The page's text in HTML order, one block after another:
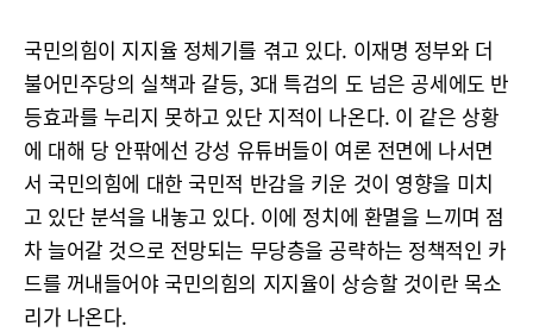
국민의힘이 지지율 정체기를 겪고 있다. 이재명 정부와 더
불어민주당의 실책과 갈등, 3대 특검의 도 넘은 공세에도 반
등효과를 누리지 못하고 있단 지적이 나온다. 이 같은 상황
에 대해 당 안팎에선 강성 유튜버들이 여론 전면에 나서면
서 국민의힘에 대한 국민적 반감을 키운 것이 영향을 미치
고 있단 분석을 내놓고 있다. 이에 정치에 환멸을 느끼며 점
차 늘어갈 것으로 전망되는 무당층을 공략하는 정책적인 카
드를 꺼내들어야 국민의힘의 지지율이 상승할 것이란 목소
리가 나온다.